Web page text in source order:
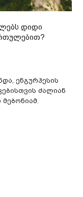
დიდი
ენგურჰესის
ძალიან